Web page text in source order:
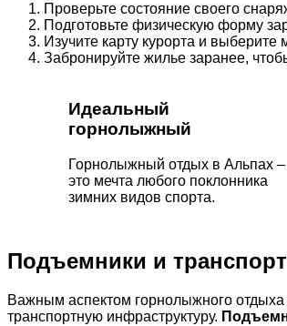
Проверьте состояние своего
Подготовьте физическую форму
Изучите карту курорта и
Забронируйте жилье заранее,
Идеальный
горнолыжный
Горнолыжный отдых в Альпах –
это мечта любого поклонника
зимних видов спорта.
Подъемники и транспорт
Важным аспектом горнолыжного
транспортную инфраструктуру.